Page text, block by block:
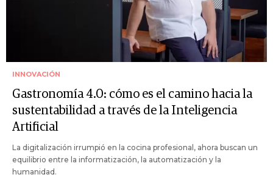
INNOVACIÓN
Gastronomía 4.0: cómo es el camino hacia la
sustentabilidad a través de la Inteligencia
Artificial
La digitalización irrumpió en la cocina profesional, ahora buscan un
equilibrio entre la informatización, la automatización y la
humanidad.